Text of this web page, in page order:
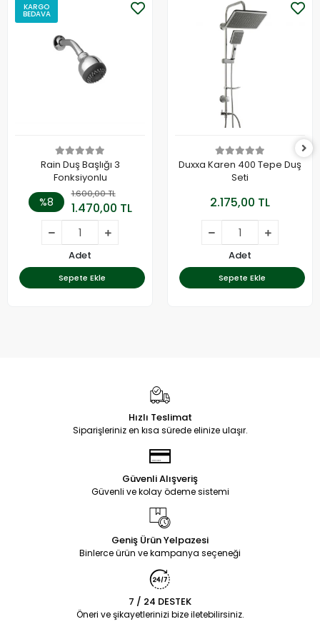
KARGO
BEDAVA
Rain Duş Başlığı 3
Fonksiyonlu
%8
1.600,00 TL
1.470,00 TL
Adet
Sepete Ekle
Duxxa Karen 400 Tepe Duş
Seti
2.175,00 TL
Adet
Sepete Ekle
Hızlı Teslimat
Siparişleriniz en kısa sürede elinize ulaşır.
Güvenli Alışveriş
Güvenli ve kolay ödeme sistemi
Geniş Ürün Yelpazesi
Binlerce ürün ve kampanya seçeneği
7 / 24 DESTEK
Öneri ve şikayetlerinizi bize iletebilirsiniz.